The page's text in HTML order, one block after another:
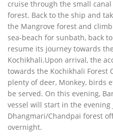
cruise through the small
forest. Back to the ship and
the Mangrove forest and
sea-beach for sunbath, back
resume its journey towards
Kochikhali.Upon arrival, the
towards the Kochikhali Forest
plenty of deer, Monkey, birds
be served. On this evening,
vessel will start in the evening
Dhangmari/Chandpai forest
overnight.